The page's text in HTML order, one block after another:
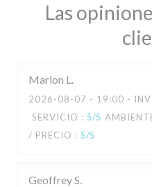
Las
Marion L
2026-08-07 - 19:00 -
SERVICIO : 5/5
/ PRECIO : 5/5
GeoffreyS